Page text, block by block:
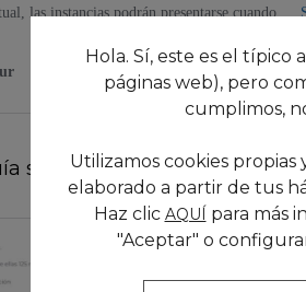
sobre la presentación de
Hola. Sí, este es el típico
páginas web), pero
cumplimos,
Utilizamos cookies
elaborado a partir de tus
Haz clic AQUÍ para más
"Aceptar" o